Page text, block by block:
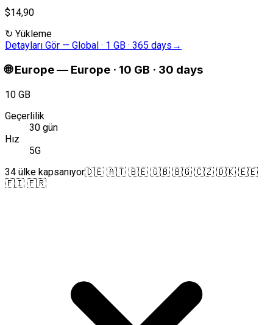
$14,90
↻ Yükleme
Detayları Gör — Global · 1 GB · 365 days →
🌐 Europe— Europe · 10 GB · 30 days
10 GB
Geçerlilik
30 gün
Hız
5G
34 ülke kapsanıyor🇩🇪 🇦🇹 🇧🇪 🇬🇧 🇧🇬 🇨🇿 🇩🇰 🇪🇪
🇫🇮 🇫🇷